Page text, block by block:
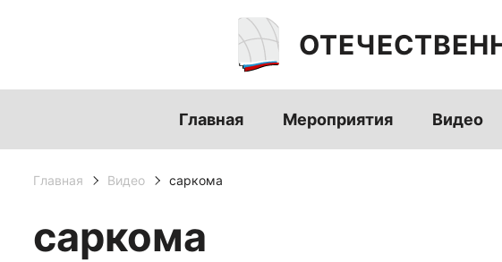
Главная Мероприятия Видео
Главная Видео саркома
саркома